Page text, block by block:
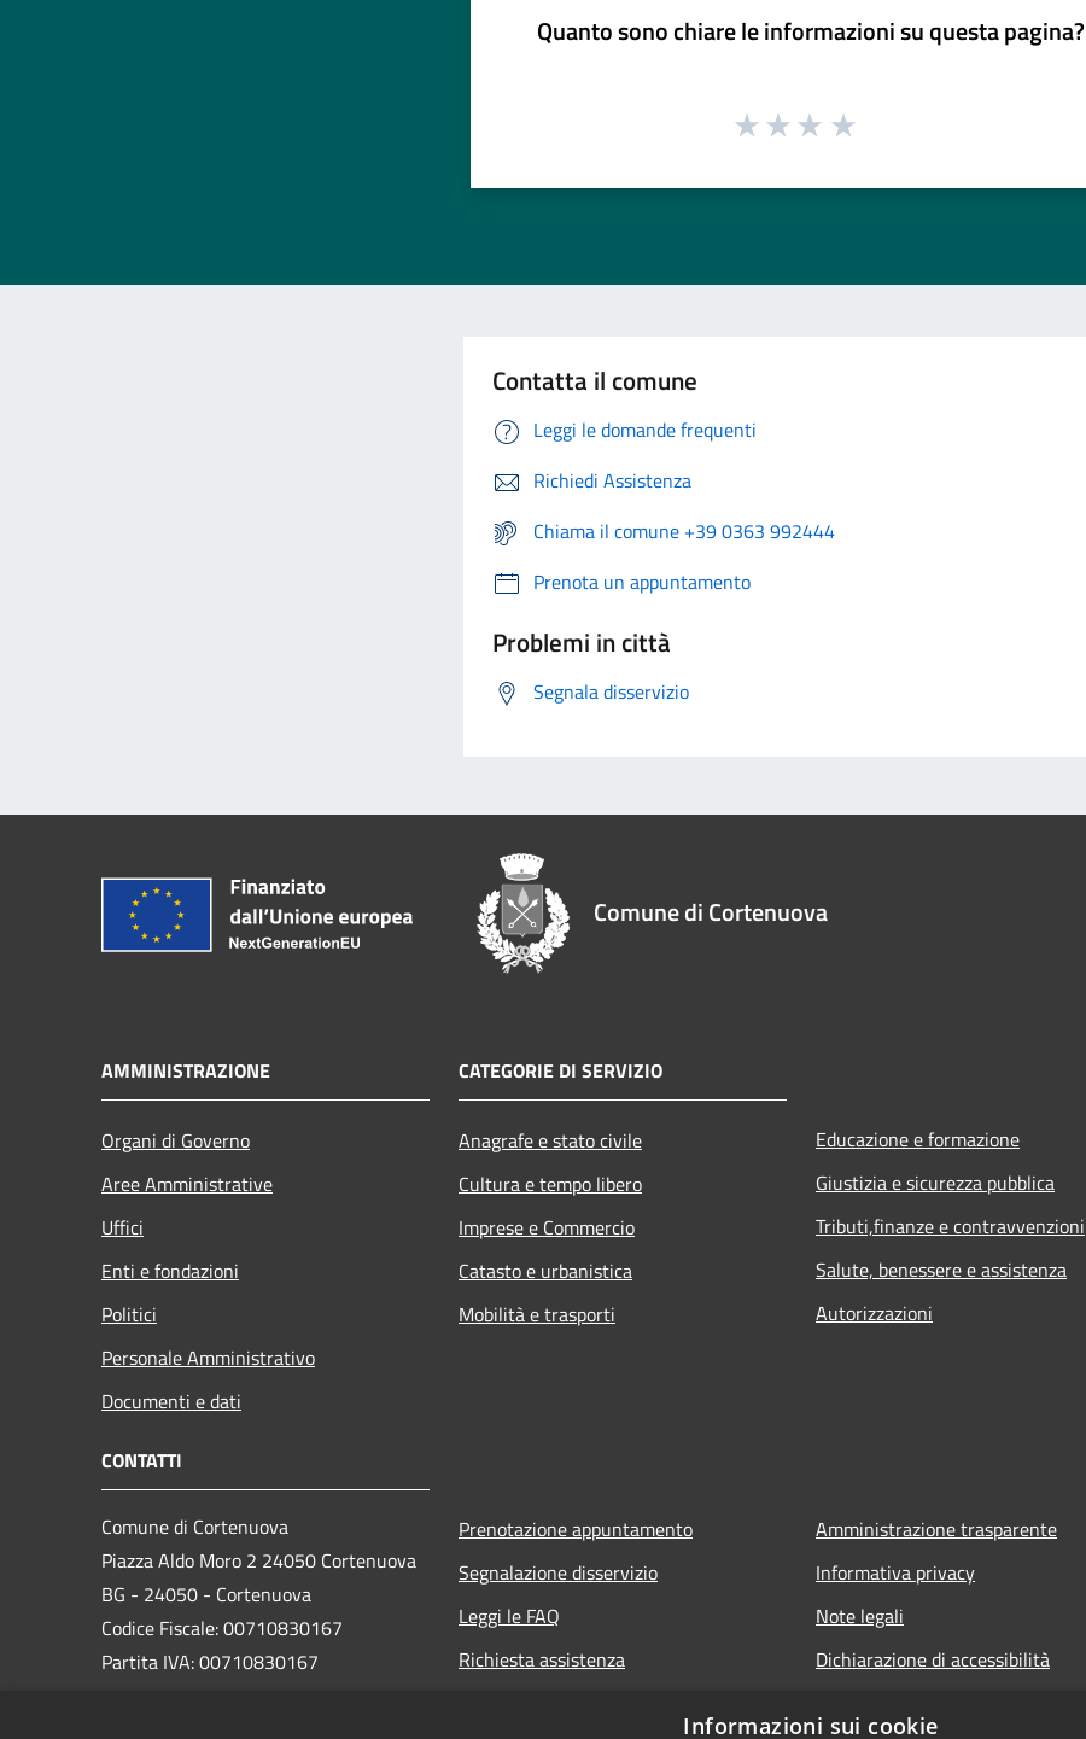
Quanto sono chiare le informazioni su questa pagina?
Contatta il comune
Leggi le domande frequenti
Richiedi Assistenza
Chiama il comune +39 0363 992444
Prenota un appuntamento
Problemi in città
Segnala disservizio
Comune di Cortenuova
AMMINISTRAZIONE
Organi di Governo
Aree Amministrative
Uffici
Enti e fondazioni
Politici
Personale Amministrativo
Documenti e dati
CATEGORIE DI SERVIZIO
Anagrafe e stato civile
Cultura e tempo libero
Imprese e Commercio
Catasto e urbanistica
Mobilità e trasporti
Educazione e formazione
Giustizia e sicurezza pubblica
Tributi,finanze e contravvenzioni
Salute, benessere e assistenza
Autorizzazioni
CONTATTI
Comune di Cortenuova
Piazza Aldo Moro 2 24050 Cortenuova
BG - 24050 - Cortenuova
Codice Fiscale: 00710830167
Partita IVA: 00710830167
Prenotazione appuntamento
Segnalazione disservizio
Leggi le FAQ
Richiesta assistenza
Amministrazione trasparente
Informativa privacy
Note legali
Dichiarazione di accessibilità
Informazioni sui cookie